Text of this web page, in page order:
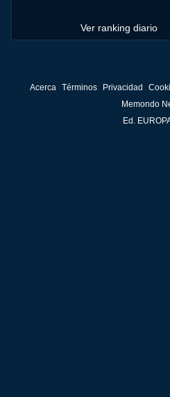
Ver ranking diario
Acerca Términos Privacidad
Memondo
Ed.